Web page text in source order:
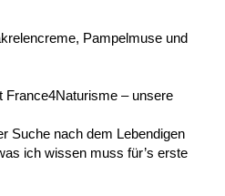
Pampelmuse und
France4Naturisme – unsere
Suche nach dem Lebendigen
ich wissen muss für’s erste